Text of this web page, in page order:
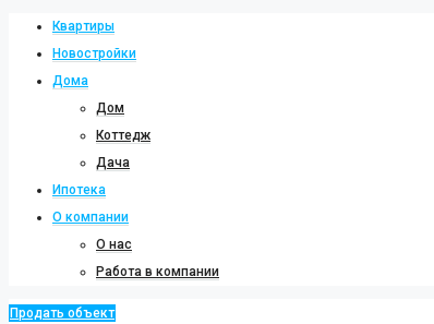
Квартиры
Новостройки
Дома
Дом
Коттедж
Дача
Ипотека
О компании
О нас
Работа в компании
Продать объект